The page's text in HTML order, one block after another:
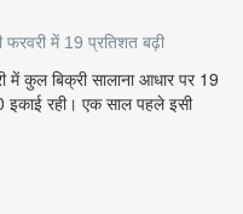
फरवरी में 19 प्रतिशत बढ़ी
में कुल बिक्री सालाना आधार पर 19
रही। एक साल पहले इसी